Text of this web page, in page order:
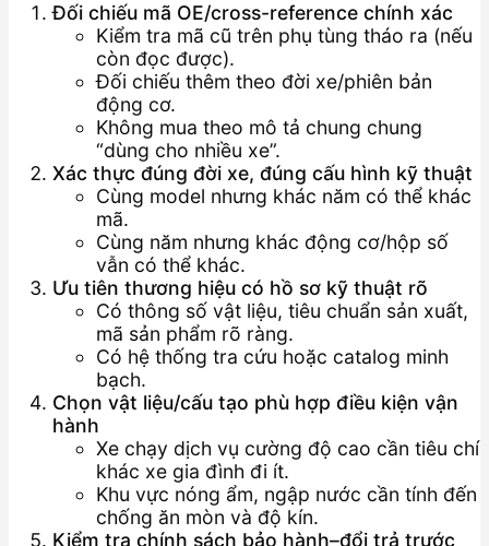
Đối chiếu mã OE/cross-reference chính xác
Kiểm tra mã cũ trên phụ tùng tháo ra (nếu
còn đọc được).
Đối chiếu thêm theo đời xe/phiên bản
động cơ.
Không mua theo mô tả chung chung
“dùng cho nhiều xe”.
Xác thực đúng đời xe, đúng cấu hình kỹ thuật
Cùng model nhưng khác năm có thể khác
mã.
Cùng năm nhưng khác động cơ/hộp số
vẫn có thể khác.
Ưu tiên thương hiệu có hồ sơ kỹ thuật rõ
Có thông số vật liệu, tiêu chuẩn sản xuất,
mã sản phẩm rõ ràng.
Có hệ thống tra cứu hoặc catalog minh
bạch.
Chọn vật liệu/cấu tạo phù hợp điều kiện vận
hành
Xe chạy dịch vụ cường độ cao cần tiêu chí
khác xe gia đình đi ít.
Khu vực nóng ẩm, ngập nước cần tính đến
chống ăn mòn và độ kín.
Kiểm tra chính sách bảo hành–đổi trả trước